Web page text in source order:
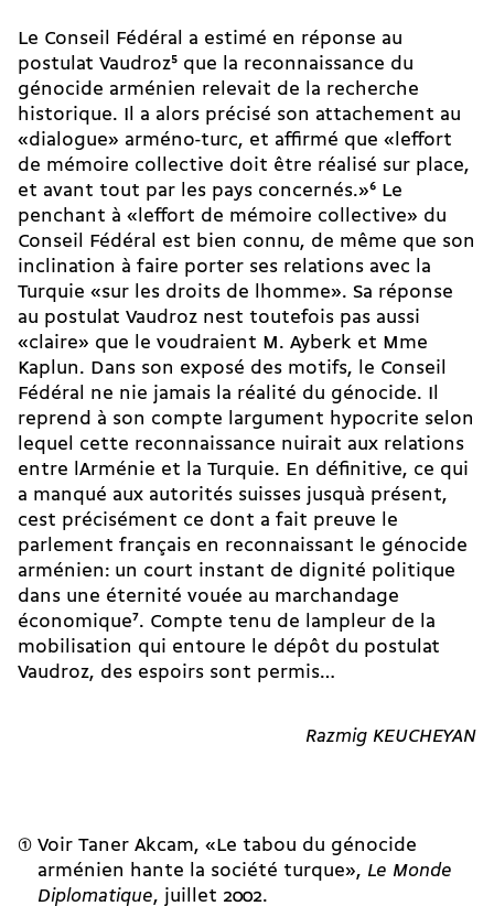
Le Conseil Fédéral a estimé en réponse au
postulat Vaudroz5 que la reconnaissance du
génocide arménien relevait de la recherche
historique. Il a alors précisé son attachement au
«dialogue» arméno-turc, et affirmé que «leffort
de mémoire collective doit être réalisé sur place,
et avant tout par les pays concernés.»6 Le
penchant à «leffort de mémoire collective» du
Conseil Fédéral est bien connu, de même que son
inclination à faire porter ses relations avec la
Turquie «sur les droits de lhomme». Sa réponse
au postulat Vaudroz nest toutefois pas aussi
«claire» que le voudraient M. Ayberk et Mme
Kaplun. Dans son exposé des motifs, le Conseil
Fédéral ne nie jamais la réalité du génocide. Il
reprend à son compte largument hypocrite selon
lequel cette reconnaissance nuirait aux relations
entre lArménie et la Turquie. En définitive, ce qui
a manqué aux autorités suisses jusquà présent,
cest précisément ce dont a fait preuve le
parlement français en reconnaissant le génocide
arménien: un court instant de dignité politique
dans une éternité vouée au marchandage
économique7. Compte tenu de lampleur de la
mobilisation qui entoure le dépôt du postulat
Vaudroz, des espoirs sont permis…
Razmig KEUCHEYAN
Voir Taner Akcam, «Le tabou du génocide
arménien hante la société turque», Le Monde
Diplomatique, juillet 2002.